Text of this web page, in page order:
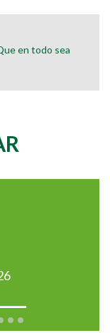
en todo sea